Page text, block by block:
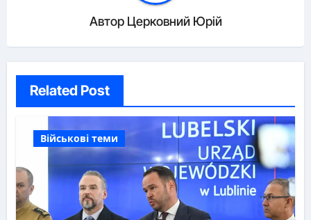
Автор Церковний Юрій
Related Post
Військові теми